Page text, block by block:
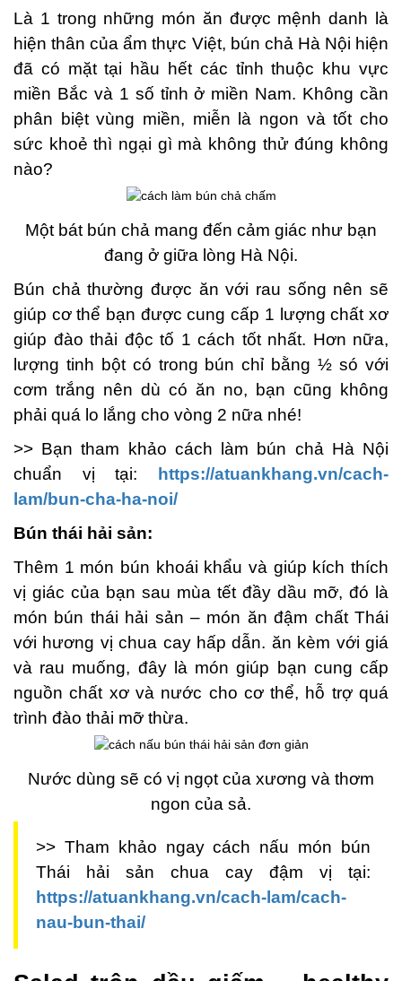
Là 1 trong những món ăn được mệnh danh là
hiện thân của ẩm thực Việt, bún chả Hà Nội hiện
đã có mặt tại hầu hết các tỉnh thuộc khu vực
miền Bắc và 1 số tỉnh ở miền Nam. Không cần
phân biệt vùng miền, miễn là ngon và tốt cho
sức khoẻ thì ngại gì mà không thử đúng không
nào?
Một bát bún chả mang đến cảm giác như bạn
đang ở giữa lòng Hà Nội.
Bún chả thường được ăn với rau sống nên sẽ
giúp cơ thể bạn được cung cấp 1 lượng chất xơ
giúp đào thải độc tố 1 cách tốt nhất. Hơn nữa,
lượng tinh bột có trong bún chỉ bằng ½ só với
cơm trắng nên dù có ăn no, bạn cũng không
phải quá lo lắng cho vòng 2 nữa nhé!
>> Bạn tham khảo cách làm bún chả Hà Nội
chuẩn vị tại:
https://atuankhang.vn/cach-
lam/bun-cha-ha-noi/
Bún thái hải sản:
Thêm 1 món bún khoái khẩu và giúp kích thích
vị giác của bạn sau mùa tết đầy dầu mỡ, đó là
món bún thái hải sản – món ăn đậm chất Thái
với hương vị chua cay hấp dẫn. ăn kèm với giá
và rau muống, đây là món giúp bạn cung cấp
nguồn chất xơ và nước cho cơ thể, hỗ trợ quá
trình đào thải mỡ thừa.
Nước dùng sẽ có vị ngọt của xương và thơm
ngon của sả.
>> Tham khảo ngay cách nấu món bún
Thái hải sản chua cay đậm vị tại:
https://atuankhang.vn/cach-lam/cach-
nau-bun-thai/